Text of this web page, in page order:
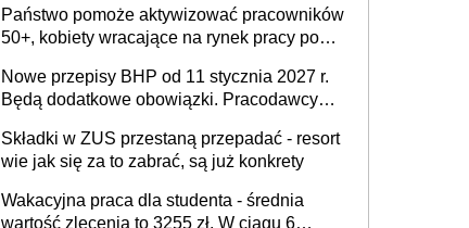
Państwo pomoże aktywizować pracowników
50+, kobiety wracające na rynek pracy po
osoby neuroatypowe. Powstanie Fundusz
na rzecz Inkluzywności w Zatrudnianiu?
Nowe przepisy BHP od 11 stycznia 2027 r.
Będą dodatkowe obowiązki. Pracodawcy
Składki w ZUS przestaną przepadać - resort
wie jak się za to zabrać, są już konkrety
Wakacyjna praca dla studenta - średnia
wartość zlecenia to 3255 zł. W ciągu 6